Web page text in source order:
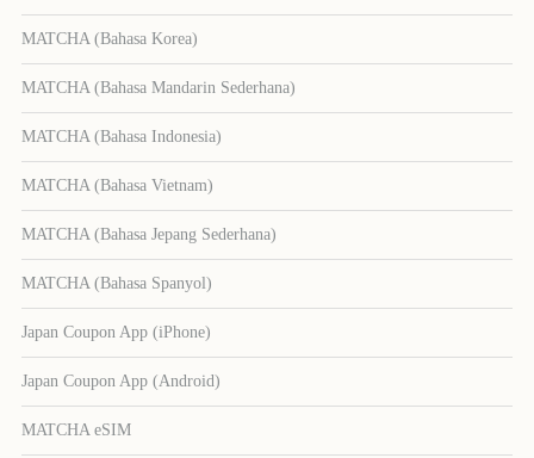
MATCHA (Bahasa Korea)
MATCHA (Bahasa Mandarin Sederhana)
MATCHA (Bahasa Indonesia)
MATCHA (Bahasa Vietnam)
MATCHA (Bahasa Jepang Sederhana)
MATCHA (Bahasa Spanyol)
Japan Coupon App (iPhone)
Japan Coupon App (Android)
MATCHA eSIM